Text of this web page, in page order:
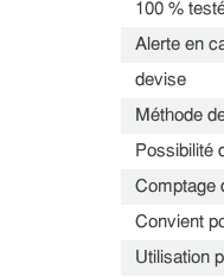
100 %
Alerte en
devise
Méthode
Possibilité
Comptage
Convient
Utilisation